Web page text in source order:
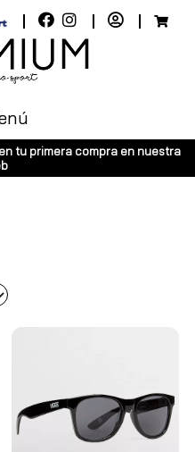
primera compra en nuestra